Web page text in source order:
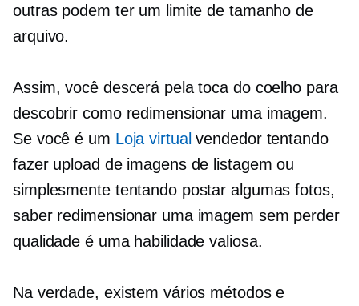
outras podem ter um limite de tamanho de
arquivo.
Assim, você descerá pela toca do coelho para
descobrir como redimensionar uma imagem.
Se você é um Loja virtual vendedor tentando
fazer upload de imagens de listagem ou
simplesmente tentando postar algumas fotos,
saber redimensionar uma imagem sem perder
qualidade é uma habilidade valiosa.
Na verdade, existem vários métodos e